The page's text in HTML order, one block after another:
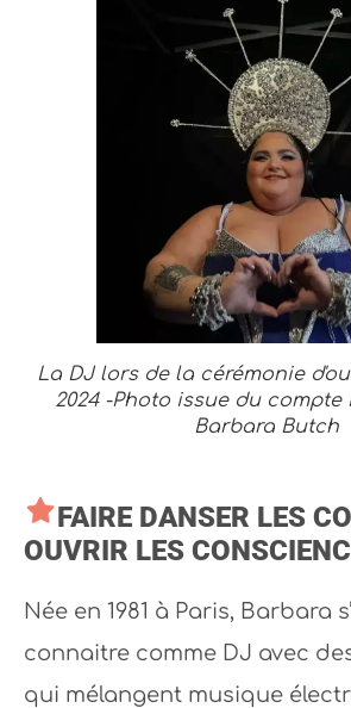
La DJ lors de la cérémonie
2024 -Photo issue du compte
Barbara Butch
FAIRE DANSER LES
OUVRIR LES
Née en 1981 à Paris, Barbara
connaitre comme DJ avec
qui mélangent musique